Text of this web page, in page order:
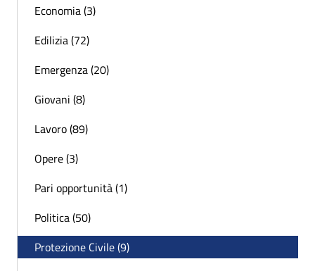
Economia (3)
Edilizia (72)
Emergenza (20)
Giovani (8)
Lavoro (89)
Opere (3)
Pari opportunità (1)
Politica (50)
Protezione Civile (9)